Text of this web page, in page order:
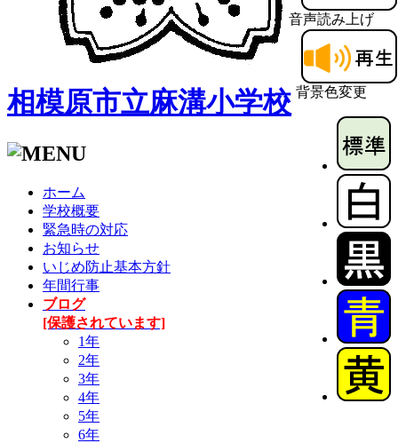
音声読み上げ
背景色変更
相模原市立麻溝小学校
ホーム
学校概要
緊急時の対応
お知らせ
いじめ防止基本方針
年間行事
ブログ
[保護されています]
1年
2年
3年
4年
5年
6年